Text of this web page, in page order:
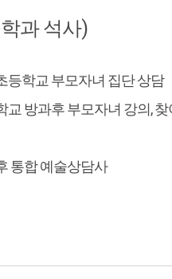
과 석사)
등학교 부모자녀 집단 상담
교 방과후 부모자녀 강의,
통합 예술상담사